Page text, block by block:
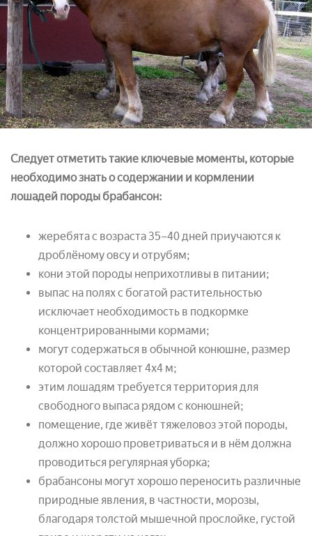
Следует отметить такие ключевые моменты, которые
необходимо знать о содержании и кормлении
лошадей породы брабансон:
жеребята с возраста 35–40 дней приучаются к
дроблёному овсу и отрубям;
кони этой породы неприхотливы в питании;
выпас на полях с богатой растительностью
исключает необходимость в подкормке
концентрированными кормами;
могут содержаться в обычной конюшне, размер
которой составляет 4х4 м;
этим лошадям требуется территория для
свободного выпаса рядом с конюшней;
помещение, где живёт тяжеловоз этой породы,
должно хорошо проветриваться и в нём должна
проводиться регулярная уборка;
брабансоны могут хорошо переносить различные
природные явления, в частности, морозы,
благодаря толстой мышечной прослойке, густой